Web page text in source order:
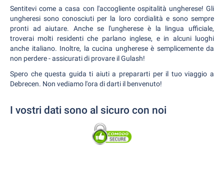
Sentitevi come a casa con l'accogliente ospitalità ungherese! Gli
ungheresi sono conosciuti per la loro cordialità e sono sempre
pronti ad aiutare. Anche se l'ungherese è la lingua ufficiale,
troverai molti residenti che parlano inglese, e in alcuni luoghi
anche italiano. Inoltre, la cucina ungherese è semplicemente da
non perdere - assicurati di provare il Gulash!
Spero che questa guida ti aiuti a prepararti per il tuo viaggio a
Debrecen. Non vediamo l'ora di darti il benvenuto!
I vostri dati sono al sicuro con noi